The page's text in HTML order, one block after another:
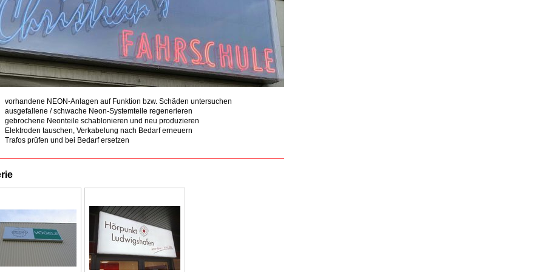
vorhandene NEON-Anlagen auf Funktion bzw. Schäden untersuchen
ausgefallene / schwache Neon-Systemteile regenerieren
gebrochene Neonteile schablonieren und neu produzieren
Elektroden tauschen, Verkabelung nach Bedarf erneuern
Trafos prüfen und bei Bedarf ersetzen